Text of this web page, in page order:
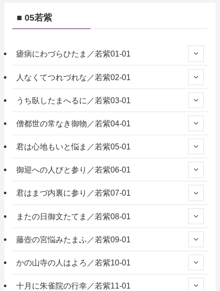
■ 05若紫
瘧病にわづらひたま／若紫01-01
人なくてつれづれな／若紫02-01
うち臥したまへるに／若紫03-01
僧都世の常なき御物／若紫04-01
君は心地もいと悩ま／若紫05-01
御迎への人びと参り／若紫06-01
君はまづ内裏に参り／若紫07-01
またの日御文たてま／若紫08-01
藤壺の宮悩みたまふ／若紫09-01
かの山寺の人はよろ／若紫10-01
十月に朱雀院の行幸／若紫11-01